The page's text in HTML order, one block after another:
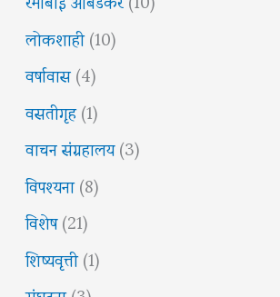
लोकशाही(10)
वर्षावास(4)
वसतीगृह(1)
वाचन संग्रहालय(3)
विपश्यना(8)
विशेष(21)
शिष्यवृत्ती(1)